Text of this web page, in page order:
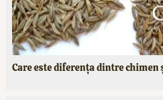
Care este diferența dintre